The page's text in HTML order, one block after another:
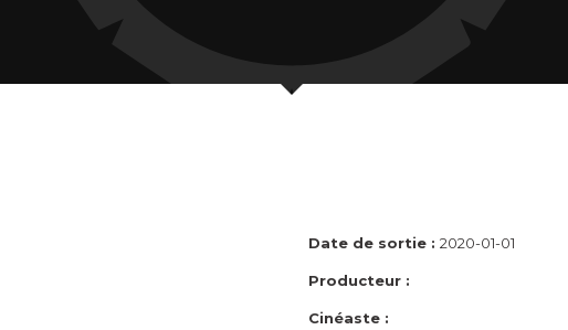
Date de sortie : 2020-01-01
Producteur :
Cinéaste :